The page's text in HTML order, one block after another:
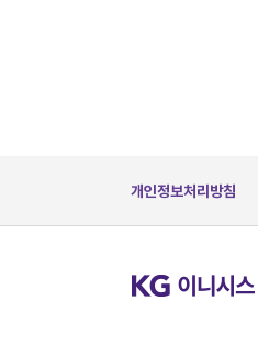
개인정보처리방침